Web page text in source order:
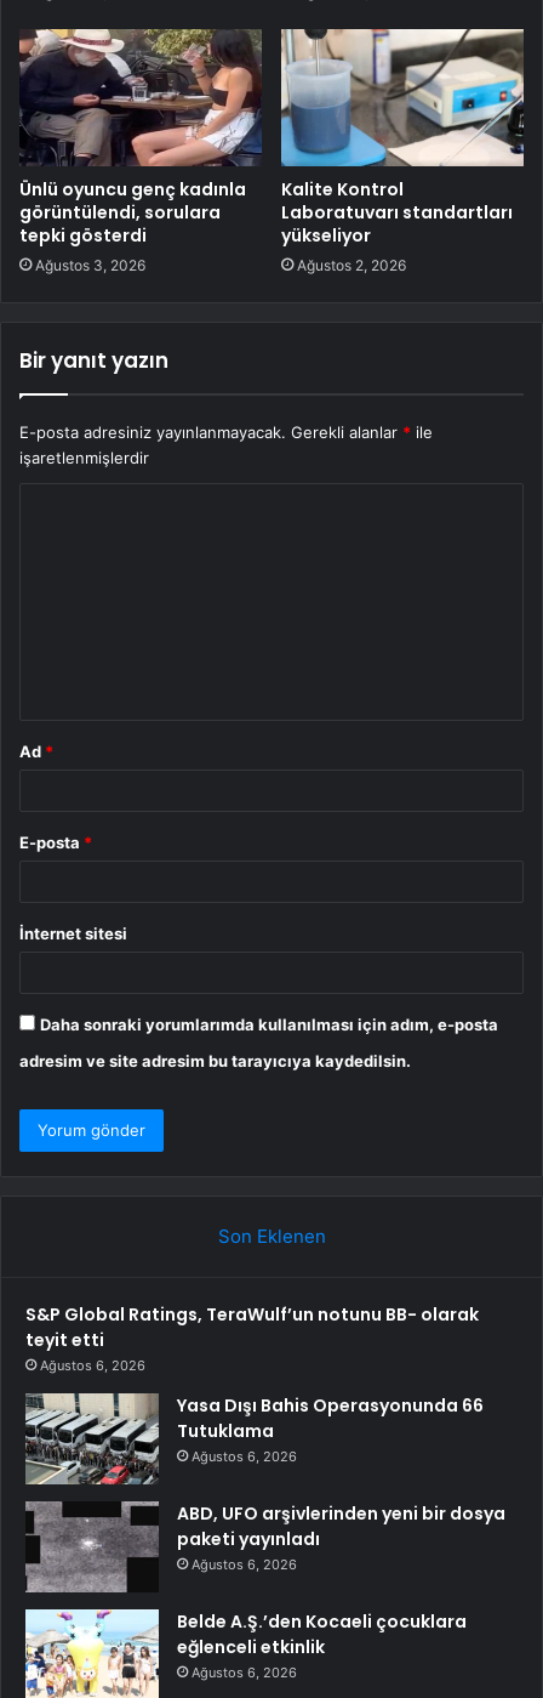
Ünlü oyuncu genç kadınla
görüntülendi, sorulara
tepki gösterdi
Ağustos 3, 2026
Kalite Kontrol
Laboratuvarı standartları
yükseliyor
Ağustos 2, 2026
Bir yanıt yazın
E-posta adresiniz yayınlanmayacak. Gerekli alanlar * ile
işaretlenmişlerdir
Ad *
E-posta *
İnternet sitesi
Daha sonraki yorumlarımda kullanılması için adım, e-posta
adresim ve site adresim bu tarayıcıya kaydedilsin.
Son Eklenen
S&P Global Ratings, TeraWulf’un notunu BB- olarak
teyit etti
Ağustos 6, 2026
Yasa Dışı Bahis Operasyonunda 66
Tutuklama
Ağustos 6, 2026
ABD, UFO arşivlerinden yeni bir dosya
paketi yayınladı
Ağustos 6, 2026
Belde A.Ş.’den Kocaeli çocuklara
eğlenceli etkinlik
Ağustos 6, 2026